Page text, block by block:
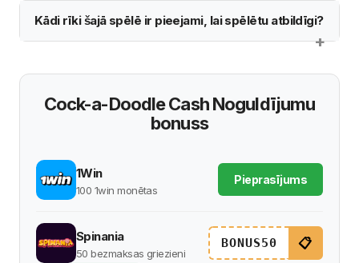
Kādi rīki šajā spēlē ir pieejami, lai spēlētu atbildīgi?
Cock-a-Doodle Cash Noguldījumu
bonuss
1Win
100 1win monētas
Pieprasījums
Spinania
50 bezmaksas griezieni
BONUS50 📋